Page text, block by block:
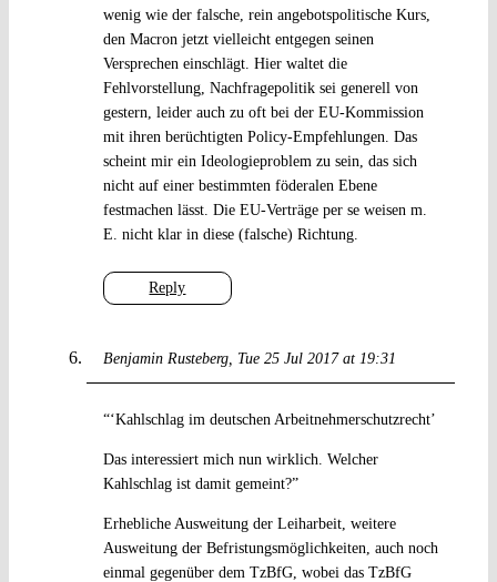
Reply
wenig wie der falsche, rein angebotspolitische Kurs,
den Macron jetzt vielleicht entgegen seinen
Versprechen einschlägt. Hier waltet die
Fehlvorstellung, Nachfragepolitik sei generell von
gestern, leider auch zu oft bei der EU-Kommission
mit ihren berüchtigten Policy-Empfehlungen. Das
scheint mir ein Ideologieproblem zu sein, das sich
nicht auf einer bestimmten föderalen Ebene
festmachen lässt. Die EU-Verträge per se weisen m.
E. nicht klar in diese (falsche) Richtung.
Benjamin Rusteberg Tue 25 Jul 2017 at 19:31
“‘Kahlschlag im deutschen Arbeitnehmerschutzrecht’
Das interessiert mich nun wirklich. Welcher
Kahlschlag ist damit gemeint?”
Erhebliche Ausweitung der Leiharbeit, weitere
Ausweitung der Befristungsmöglichkeiten, auch noch
einmal gegenüber dem TzBfG, wobei das TzBfG